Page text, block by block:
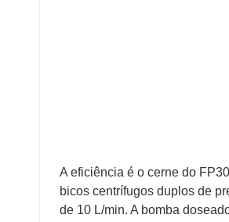
A eficiência é o cerne do
bicos centrífugos duplos de
de 10 L/min. A bomba